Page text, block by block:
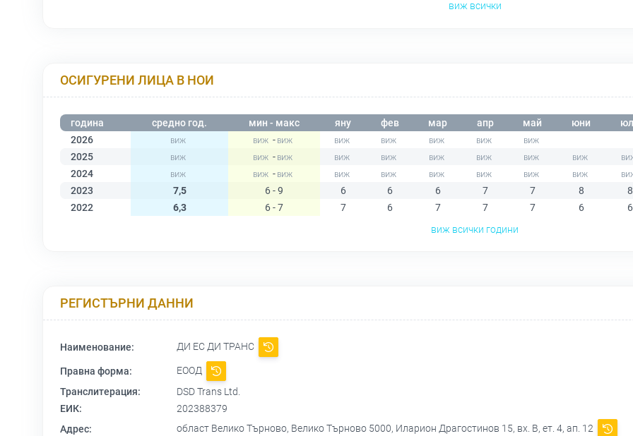
виж всички
ОСИГУРЕНИ ЛИЦА В НОИ
година средно год. мин - макс яну фев мар апр май юни
2026
-
2025
-
2024
-
2023
7,5 6 - 9 6 6 6 7 7 8
8
2022
6,3 6 - 7 7 6 7 7 7 6
6
виж всички години
РЕГИСТЪРНИ ДАННИ
Наименование: ДИ ЕС ДИ ТРАНС
Правна форма:
ЕООД
Транслитерация:
DSD Trans Ltd.
ЕИК:
202388379
Адрес:
област Велико Търново, Велико Търново 5000, Иларион Драгостинов 15, вх. В, ет. 4, ап. 12